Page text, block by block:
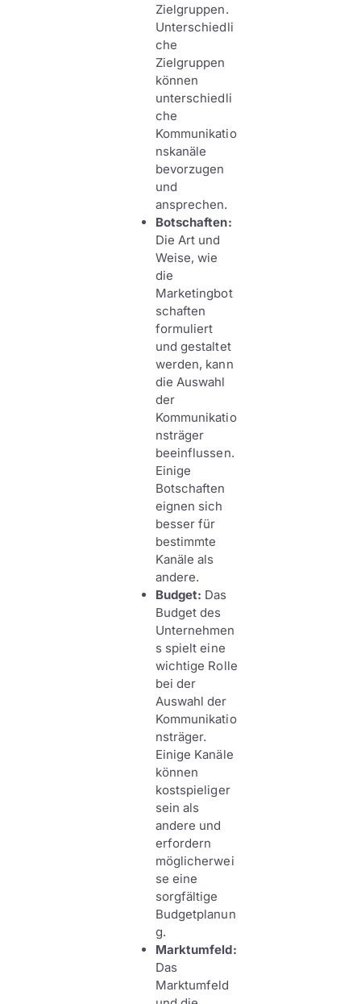
Zielgruppen.
Unterschiedli
che
Zielgruppen
können
unterschiedli
che
Kommunikatio
nskanäle
bevorzugen
und
ansprechen.
Botschaften:
Die Art und
Weise, wie
die
Marketingbot
schaften
formuliert
und gestaltet
werden, kann
die Auswahl
der
Kommunikatio
nsträger
beeinflussen.
Einige
Botschaften
eignen sich
besser für
bestimmte
Kanäle als
andere.
Budget: Das
Budget des
Unternehmen
s spielt eine
wichtige Rolle
bei der
Auswahl der
Kommunikatio
nsträger.
Einige Kanäle
können
kostspieliger
sein als
andere und
erfordern
möglicherwei
se eine
sorgfältige
Budgetplanun
g.
Marktumfeld:
Das
Marktumfeld